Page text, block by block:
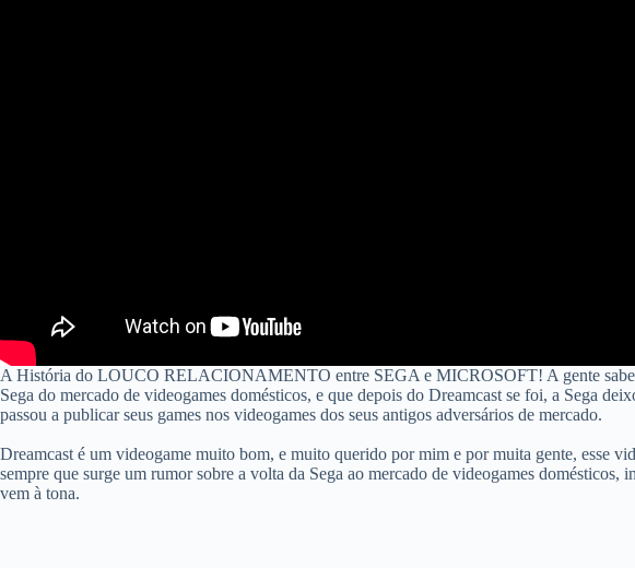
A História do LOUCO RELACIONAMENTO entre SEGA e MICROSOFT! A gente sabe
Sega do mercado de videogames domésticos, e que depois do Dreamcast se foi, a Sega
passou a publicar seus games nos videogames dos seus antigos adversários de mercado.
Dreamcast é um videogame muito bom, e muito querido por mim e por muita gente, esse
sempre que surge um rumor sobre a volta da Sega ao mercado de videogames domésticos,
vem à tona.